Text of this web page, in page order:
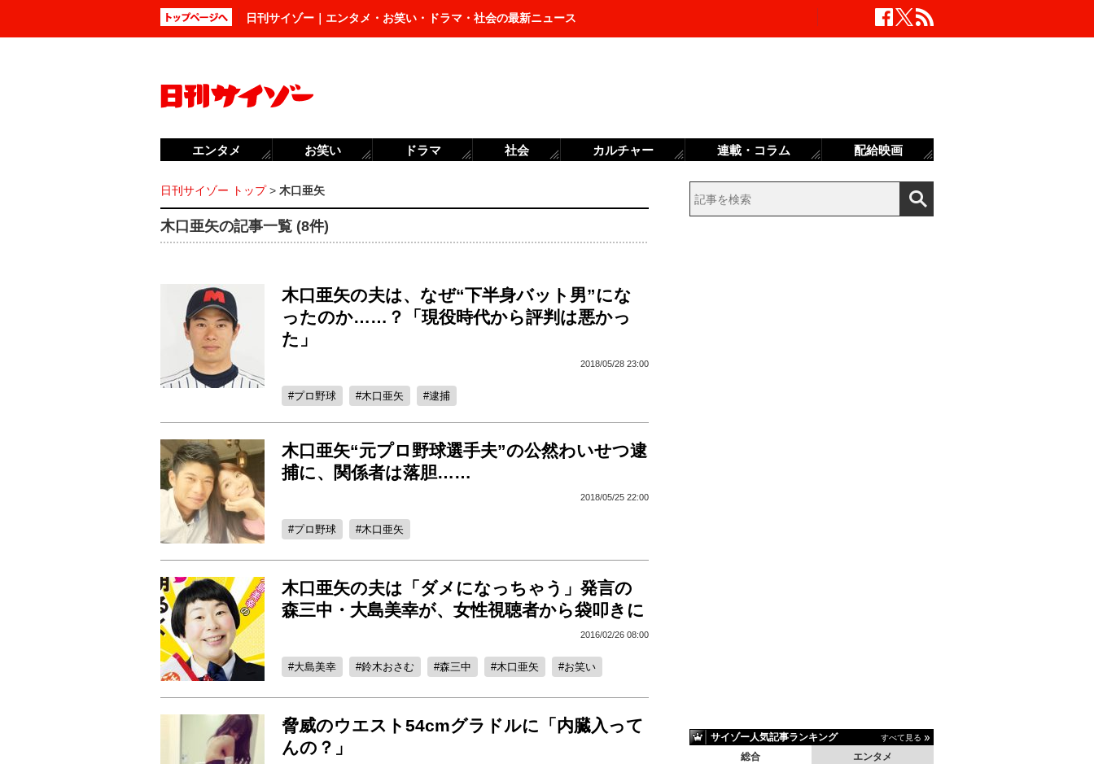
日刊サイゾー｜エンタメ・お笑い・ドラマ・社会の最新ニュース
日刊サイゾー トップ> 木口亜矢
木口亜矢の記事一覧 (8件)
木口亜矢の夫は、なぜ“下半身バット男”にな
ったのか……？「現役時代から評判は悪かっ
た」
2018/05/28 23:00
プロ野球 木口亜矢 逮捕
木口亜矢“元プロ野球選手夫”の公然わいせつ逮
捕に、関係者は落胆……
2018/05/25 22:00
プロ野球 木口亜矢
木口亜矢の夫は「ダメになっちゃう」発言の
森三中・大島美幸が、女性視聴者から袋叩きに
2016/02/26 08:00
大島美幸 鈴木おさむ 森三中 木口亜矢 お笑い
脅威のウエスト54cmグラドルに「内臓入って
んの？」
サイゾー人気記事ランキング すべて見る
エンタメ
総合
エンタメ お笑い ドラマ 社会 カルチャー 連載・コラム 配給映画